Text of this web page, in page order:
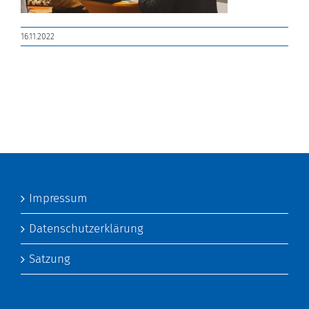
16.11.2022
Impressum
Datenschutzerklärung
Satzung